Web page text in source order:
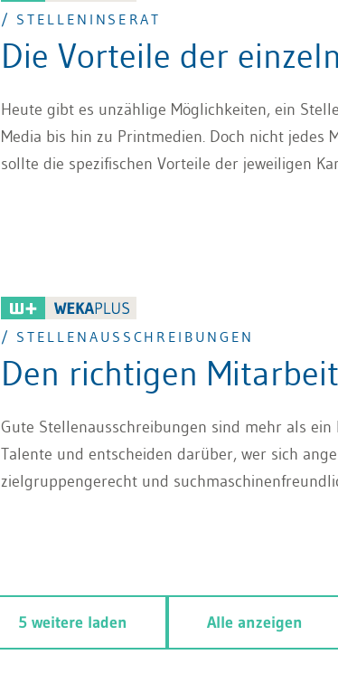
/ STELLENINSERAT
Die Vorteile der
Heute gibt es unzählige Möglichkeiten, ein
Media bis hin zu Printmedien. Doch nicht
sollte die spezifischen Vorteile der jeweiligen
/ STELLENAUSSCHREIBUNGEN
Den richtigen
Gute Stellenausschreibungen sind mehr als
Talente und entscheiden darüber, wer sich
zielgruppengerecht und
5 weitere laden Alle anzeigen